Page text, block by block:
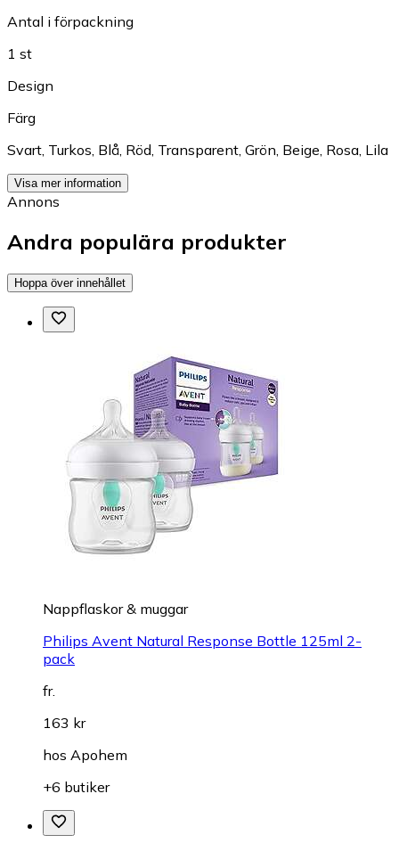
Antal i förpackning
1 st
Design
Färg
Svart, Turkos, Blå, Röd, Transparent, Grön, Beige, Rosa, Lila
Visa mer information
Annons
Andra populära produkter
Hoppa över innehållet
Nappflaskor & muggar
Philips Avent Natural Response Bottle 125ml 2-
pack
fr.
163 kr
hos Apohem
+6 butiker